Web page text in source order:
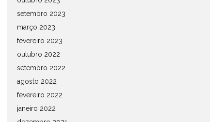
setembro 2023
março 2023
fevereiro 2023
outubro 2022
setembro 2022
agosto 2022
fevereiro 2022
janeiro 2022